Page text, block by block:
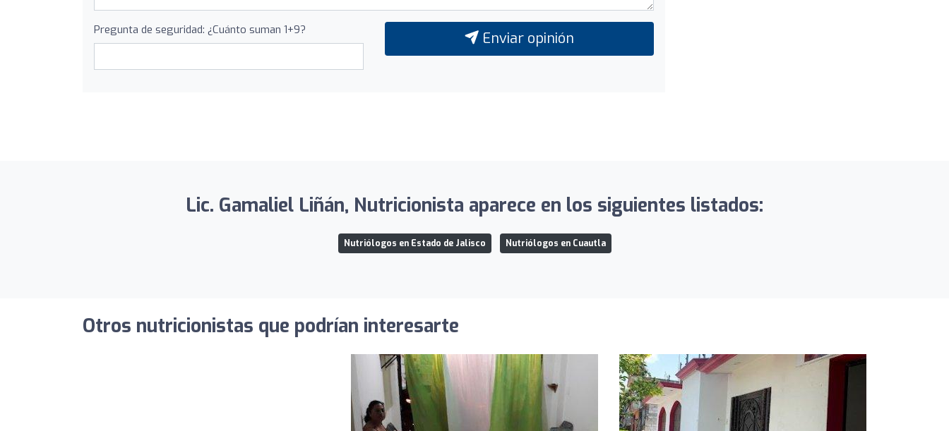
Pregunta de seguridad: ¿Cuánto suman 1+9? Enviar opinión
Lic. Gamaliel Liñán, Nutricionista aparece en los siguientes listados:
Nutriólogos en Estado de Jalisco Nutriólogos en Cuautla
Otros nutricionistas que podrían interesarte